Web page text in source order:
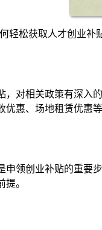
轻松获取人才创业补
，对相关政策有深入
惠、场地租赁优惠等
申领创业补贴的重要
。